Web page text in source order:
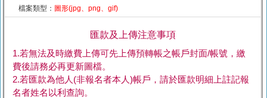
檔案類型： 圖形(jpg、png、gif)
匯款及上傳注意事項
1.若無法及時繳費上傳可先上傳預轉帳之帳戶封面/帳號，繳
費後請務必再更新圖檔。
2.若匯款為他人(非報名者本人)帳戶，請於匯款明細上註記報
名者姓名以利查詢。